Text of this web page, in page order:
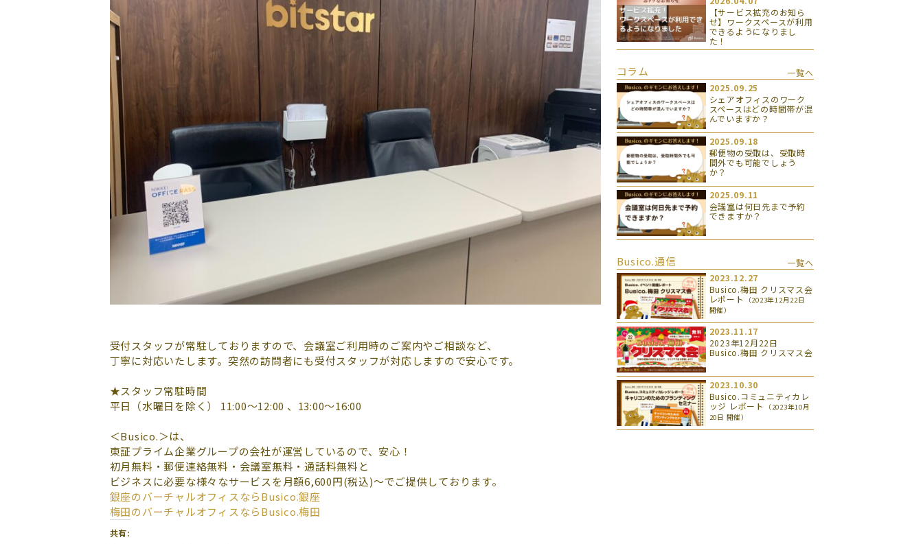
受付スタッフが常駐しておりますので、会議室ご利用時のご案内やご相談など、
丁寧に対応いたします。突然の訪問者にも受付スタッフが対応しますので安心です。
★スタッフ常駐時間
平日（水曜日を除く） 11:00～12:00 、13:00～16:00
＜Busico.＞は、
東証プライム企業グループの会社が運営しているので、安心！
初月無料・郵便連絡無料・会議室無料・通話料無料と
ビジネスに必要な様々なサービスを月額6,600円(税込)～でご提供しております。
銀座のバーチャルオフィスならBusico.銀座
梅田のバーチャルオフィスならBusico.梅田
共有:
【サービス拡充のお知ら
せ】ワークスペースが利用
できるようになりまし
た！
コラム
一覧へ
2025.09.25
シェアオフィスのワーク
スペースはどの時間帯が混
んでいますか？
2025.09.18
郵便物の受取は、受取時
間外でも可能でしょう
か？
2025.09.11
会議室は何日先まで予約
できますか？
Busico.通信
一覧へ
2023.12.27
Busico.梅田 クリスマス会
レポート
（2023年12月22日
開催）
2023.11.17
2023年12月22日
Busico.梅田 クリスマス会
2023.10.30
Busico.コミュニティカレ
ッジ レポート
（2023年10月
20日 開催）